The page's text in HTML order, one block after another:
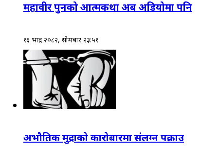
महावीर पुनको आत्मकथा अब अडियोमा पनि
१६ भाद्र २०८२, सोमबार २३:५१
अभौतिक मुद्राको कारोबारमा संलग्न पक्राउ